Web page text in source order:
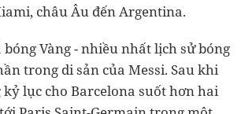
châu Âu đến Argentina.
Vàng - nhiều nhất lịch sử bóng
trong di sản của Messi. Sau khi
kỷ lục cho Barcelona suốt hơn hai